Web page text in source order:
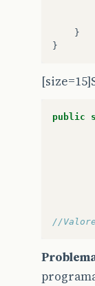
}
}
public
//